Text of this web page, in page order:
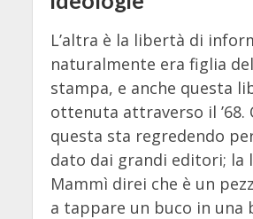
L’altra è la libertà di
naturalmente era figlia
stampa, e anche questa
ottenuta attraverso il ’68.
questa sta regredendo
dato dai grandi editori; la
Mammì direi che è un
a tappare un buco in una